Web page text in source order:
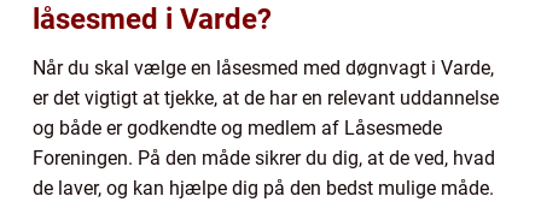
låsesmed i Varde?
Når du skal vælge en låsesmed med døgnvagt i Varde,
er det vigtigt at tjekke, at de har en relevant uddannelse
og både er godkendte og medlem af Låsesmede
Foreningen. På den måde sikrer du dig, at de ved, hvad
de laver, og kan hjælpe dig på den bedst mulige måde.